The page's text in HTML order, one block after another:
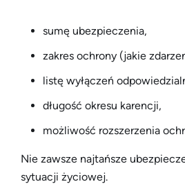
sumę ubezpieczenia,
zakres ochrony (jakie
listę wyłączeń
długość okresu karencji,
możliwość rozszerzenia
Nie zawsze najtańsze
sytuacji życiowej.